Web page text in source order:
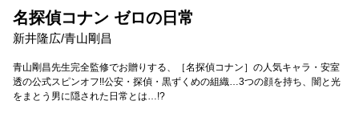
名探偵コナン ゼロの日常
新井隆広/青山剛昌
青山剛昌先生完全監修でお贈りする、［名探偵コナン］の人気キャラ・安室
透の公式スピンオフ!!公安・探偵・黒ずくめの組織…3つの顔を持ち、闇と光
をまとう男に隠された日常とは…!?